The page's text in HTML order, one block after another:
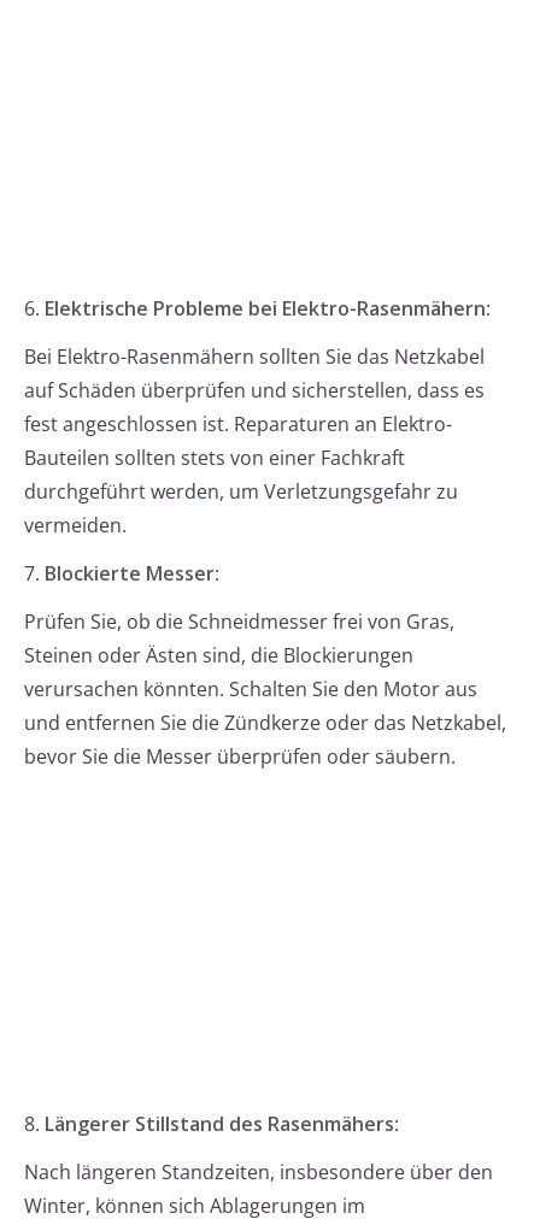
6. Elektrische Probleme bei Elektro-Rasenmähern:
Bei Elektro-Rasenmähern sollten Sie das Netzkabel
auf Schäden überprüfen und sicherstellen, dass es
fest angeschlossen ist. Reparaturen an Elektro-
Bauteilen sollten stets von einer Fachkraft
durchgeführt werden, um Verletzungsgefahr zu
vermeiden.
7. Blockierte Messer:
Prüfen Sie, ob die Schneidmesser frei von Gras,
Steinen oder Ästen sind, die Blockierungen
verursachen könnten. Schalten Sie den Motor aus
und entfernen Sie die Zündkerze oder das Netzkabel,
bevor Sie die Messer überprüfen oder säubern.
8. Längerer Stillstand des Rasenmähers:
Nach längeren Standzeiten, insbesondere über den
Winter, können sich Ablagerungen im